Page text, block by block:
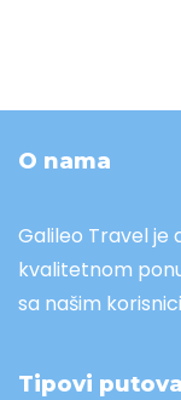
O nama
Galileo Travel je
kvalitetnom
sa našim
Tipovi